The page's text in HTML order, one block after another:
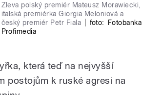
Zleva polský premiér Mateusz Morawiecki,
italská premiérka Giorgia Meloniová a
český premiér Petr Fiala
foto:
Fotobanka
Profimedia
která teď na nejvyšší
postojům k ruské agresi na